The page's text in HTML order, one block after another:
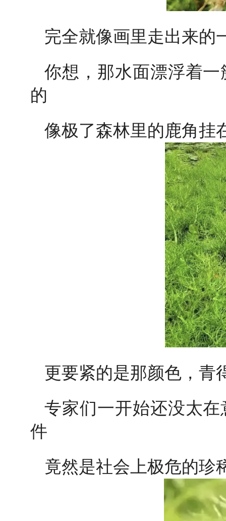
完全就像画里走出来的
你想，那水面漂浮着
的
像极了森林里的鹿角挂
更要紧的是那颜色，青
专家们一开始还没太
件
竟然是社会上极危的珍